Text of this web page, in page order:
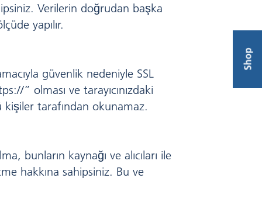
Shop
Verilerin doğrudan başka
yapılır.
güvenlik nedeniyle SSL
” olması ve tarayıcınızdaki
tarafından okunamaz.
bunların kaynağı ve alıcıları ile
hakkına sahipsiniz. Bu ve